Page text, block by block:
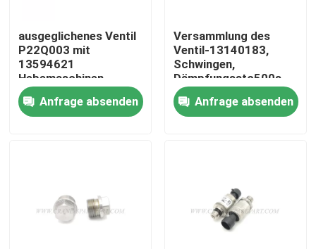
Kontakt
Nachrichten
Ersatzteile des Kranes
ausgeglichenes Ventil
P22Q003 mit
13594621
Hebemaschinen
Anfrage absenden
Versammlung des
Ventil-13140183,
Schwingen,
Dämpfungsstc500s-
d2.4.5.1
Anfrage absenden